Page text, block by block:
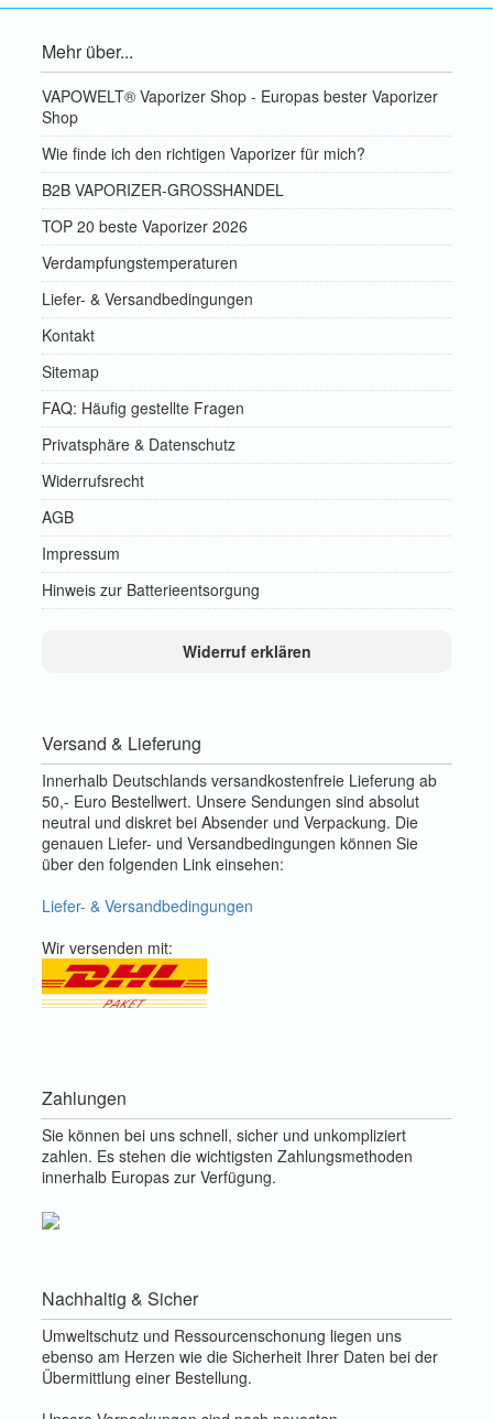
Mehr über...
VAPOWELT® Vaporizer Shop - Europas bester Vaporizer
Shop
Wie finde ich den richtigen Vaporizer für mich?
B2B VAPORIZER-GROSSHANDEL
TOP 20 beste Vaporizer 2026
Verdampfungstemperaturen
Liefer- & Versandbedingungen
Kontakt
Sitemap
FAQ: Häufig gestellte Fragen
Privatsphäre & Datenschutz
Widerrufsrecht
AGB
Impressum
Hinweis zur Batterieentsorgung
Widerruf erklären
Versand & Lieferung
Innerhalb Deutschlands versandkostenfreie Lieferung ab
50,- Euro Bestellwert. Unsere Sendungen sind absolut
neutral und diskret bei Absender und Verpackung. Die
genauen Liefer- und Versandbedingungen können Sie
über den folgenden Link einsehen:
Liefer- & Versandbedingungen
Wir versenden mit:
Zahlungen
Sie können bei uns schnell, sicher und unkompliziert
zahlen. Es stehen die wichtigsten Zahlungsmethoden
innerhalb Europas zur Verfügung.
Nachhaltig & Sicher
Umweltschutz und Ressourcenschonung liegen uns
ebenso am Herzen wie die Sicherheit Ihrer Daten bei der
Übermittlung einer Bestellung.